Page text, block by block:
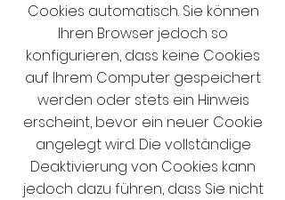
Cookies automatisch. Sie können
Ihren Browser jedoch so
konfigurieren, dass keine Cookies
auf Ihrem Computer gespeichert
werden oder stets ein Hinweis
erscheint, bevor ein neuer Cookie
angelegt wird. Die vollständige
Deaktivierung von Cookies kann
jedoch dazu führen, dass Sie nicht